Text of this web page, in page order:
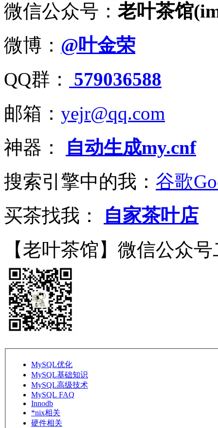
微信公众号： 老叶茶馆
微博： @叶金荣
QQ群：
579036588
邮箱： yejr@qq.com
神器：
自动生成my.cnf
搜索引擎中的我： 谷歌
买茶找我：
自家茶叶店
【老叶茶馆】微信公众
MySQL优化
MySQL基础知识
MySQL高级技术
MySQL FAQ
Innodb
*nix相关
硬件相关